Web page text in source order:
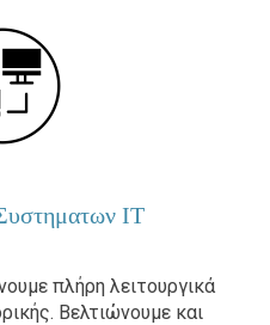
ΙΤ
πλήρη λειτουργικά
Βελτιώνουμε και